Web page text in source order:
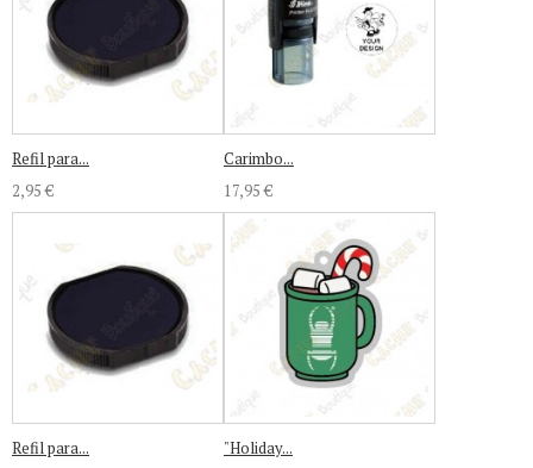
Refil para...
2,95 €
Carimbo...
17,95 €
Refil para...
"Holiday...